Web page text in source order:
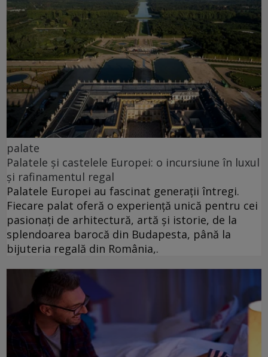
palate
Palatele și castelele Europei: o incursiune în luxul
și rafinamentul regal
Palatele Europei au fascinat generații întregi.
Fiecare palat oferă o experiență unică pentru cei
pasionați de arhitectură, artă și istorie, de la
splendoarea barocă din Budapesta, până la
bijuteria regală din România,.